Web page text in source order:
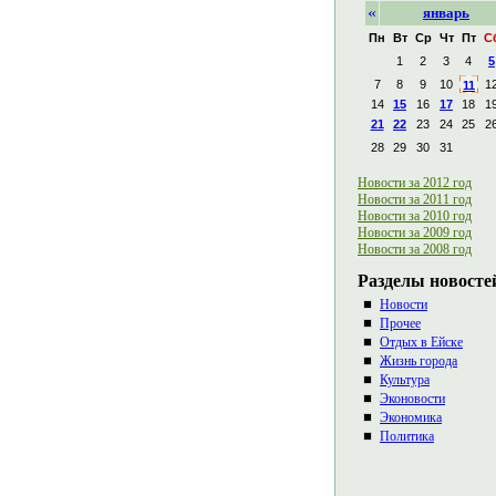
« январь
Пн Вт Ср Чт Пт
1
2 3 4 5
7
8 9 10 11
14
15 16 17 18
21
22 23 24 25
28
29 30 31
Новости за 2012 год
Новости за 2011 год
Новости за 2010 год
Новости за 2009 год
Новости за 2008 год
Разделы
Новости
Прочее
Отдых в Ейске
Жизнь города
Культура
Эконовости
Экономика
Политика